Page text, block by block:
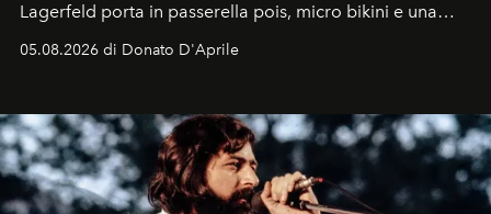
Lagerfeld porta in passerella pois, micro bikini e una
logomania pensata per la spiaggia
Kate, Claudia e Carla una dietro l'altra. Trent'anni dopo,
uno dei documenti più contemporanei che abbiamo.
05.08.2026 di Donato D'Aprile